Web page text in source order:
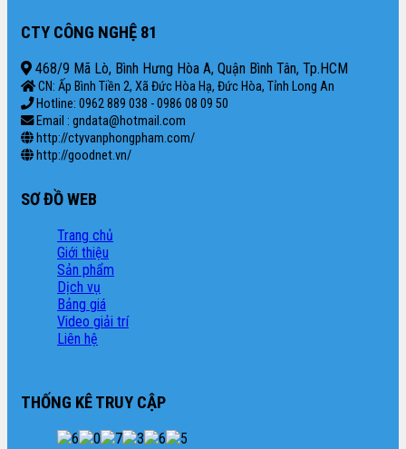
CTY CÔNG NGHỆ 81
468/9 Mã Lò, Bình Hưng Hòa A, Quận Bình Tân, Tp.HCM
CN: Ấp Bình Tiền 2, Xã Đức Hòa Hạ, Đức Hòa, Tỉnh Long An
Hotline: 0962 889 038 - 0986 08 09 50
Email : gndata@hotmail.com
http://ctyvanphongpham.com/
http://goodnet.vn/
SƠ ĐỒ WEB
Trang chủ
Giới thiệu
Sản phẩm
Dịch vụ
Bảng giá
Video giải trí
Liên hệ
THỐNG KÊ TRUY CẬP